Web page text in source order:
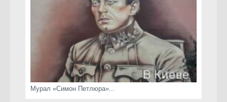
Мурал «Симон Петлюра»...